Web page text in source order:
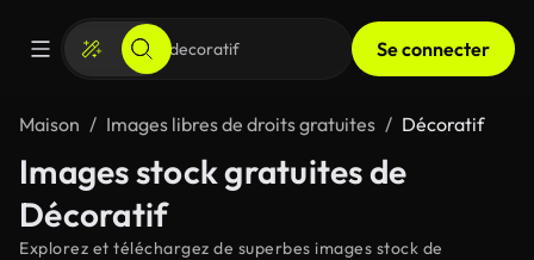
Se connecter
Maison Images libres de droits gratuites Décoratif
Images stock gratuites de
Décoratif
Explorez et téléchargez de superbes images stock de